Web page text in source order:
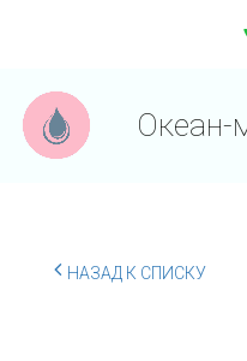
Океан-
НАЗАД К СПИСКУ